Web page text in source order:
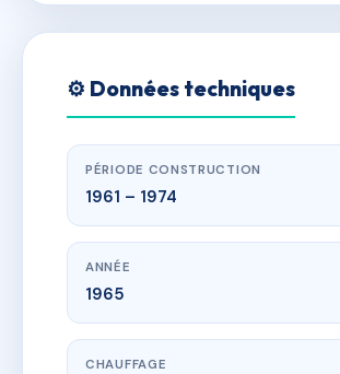
⚙️ Données techniques
PÉRIODE CONSTRUCTION
1961 – 1974
ANNÉE
1965
CHAUFFAGE